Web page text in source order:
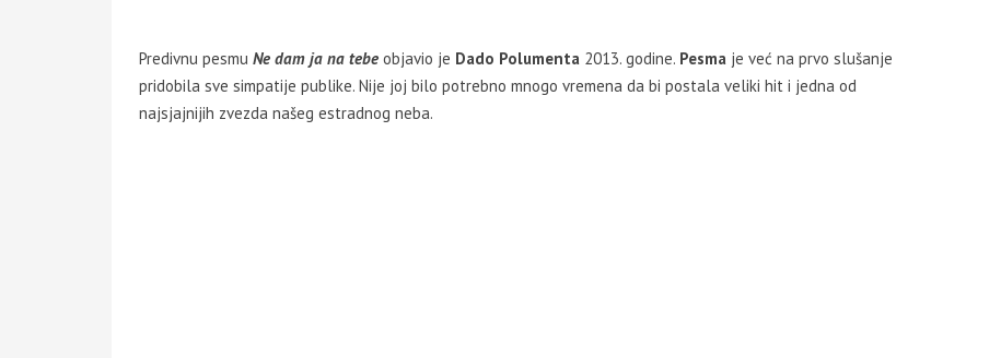
Predivnu pesmu Ne dam ja na tebe objavio je Dado Polumenta 2013. godine. Pesma je već na prvo slušanje
pridobila sve simpatije publike. Nije joj bilo potrebno mnogo vremena da bi postala veliki hit i jedna od
najsjajnijih zvezda našeg estradnog neba.